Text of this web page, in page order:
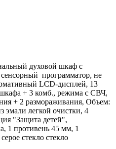
духовой шкаф с
программатор, не
LCD-дисплей, 13
+ 3 комб., режима с СВЧ,
+ 2 размораживания, Объем:
эмали легкой очистки, 4
"Защита детей",
1 противень 45 мм, 1
стекло стекло